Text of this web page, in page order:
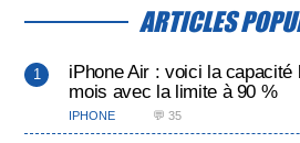
ARTICLES
iPhone Air : voici la capacité
mois avec la limite à 90 %
IPHONE 💬 35